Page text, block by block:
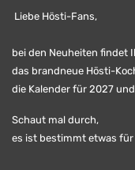
Liebe Hösti-Fans,
bei den Neuheiten findet
das brandneue Hösti-
die Kalender für 2027
Schaut mal durch,
es ist bestimmt etwas für
Neuheiten
Schmecker
Schlüsselanhänger
und
Taschen,
Flaggen
und